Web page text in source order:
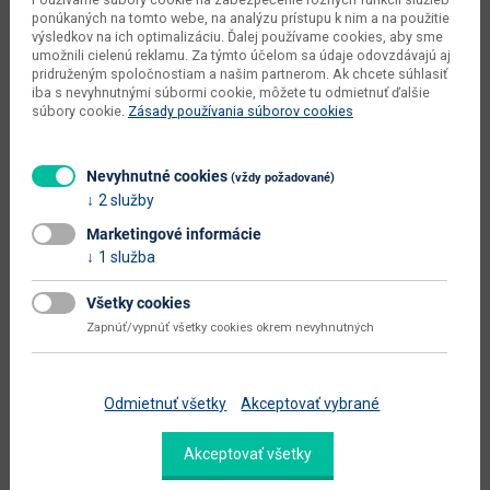
výška od - do (cm) 82 - 102
hĺbka sedadla (cm) 60
výška sedadla (cm) 41
hĺbka plochy na spanie (cm) 200
cm)
120 x 200
Zobraziť ďalšie parametre
ponúkaných na tomto webe, na analýzu prístupu k nim a na použitie
výsledkov na ich optimalizáciu. Ďalej používame cookies, aby sme
umožnili cielenú reklamu. Za týmto účelom sa údaje odovzdávajú aj
pridruženým spoločnostiam a našim partnerom. Ak chcete súhlasiť
iba s nevyhnutnými súbormi cookie, môžete tu odmietnuť ďalšie
súbory cookie. Zásady používania súborov cookies
Nevyhnutné cookies (vždy požadované)
2 služby
Marketingové informácie
1 služba
Všetky cookies
Zapnúť/vypnúť všetky cookies okrem nevyhnutných
Odmietnuť všetky Akceptovať vybrané
Akceptovať všetky